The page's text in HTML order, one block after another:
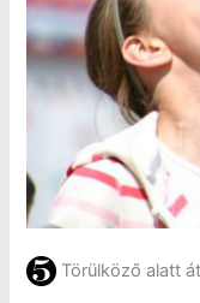
Törülköző alatt